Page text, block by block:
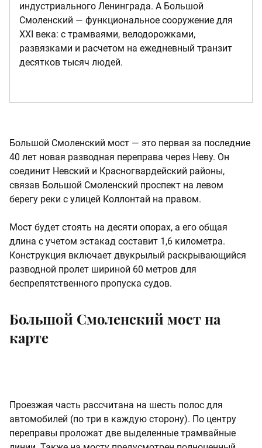
индустриального Ленинграда. А Большой
Смоленский — функциональное сооружение для
XXI века: с трамваями, велодорожками,
развязками и расчетом на ежедневный транзит
десятков тысяч людей.
Большой Смоленский мост — это первая за последние
40 лет новая разводная переправа через Неву. Он
соединит Невский и Красногвардейский районы,
связав Большой Смоленский проспект на левом
берегу реки с улицей Коллонтай на правом.
Мост будет стоять на десяти опорах, а его общая
длина с учетом эстакад составит 1,6 километра.
Конструкция включает двукрылый раскрывающийся
разводной пролет шириной 60 метров для
беспрепятственного пропуска судов.
Большой Смоленский мост на
карте
Проезжая часть рассчитана на шесть полос для
автомобилей (по три в каждую сторону). По центру
переправы проложат две выделенные трамвайные